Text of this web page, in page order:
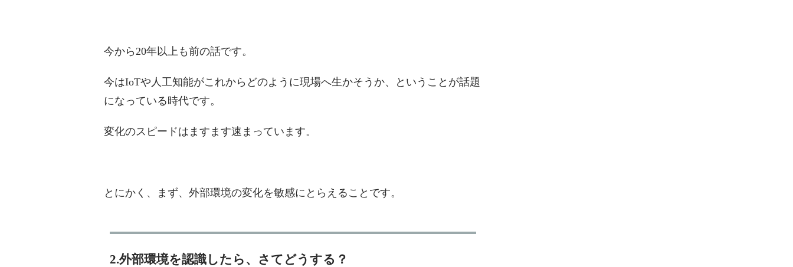
今から20年以上も前の話です。
今はIoTや人工知能がこれからどのように現場へ生かそうか、ということが話題
になっている時代です。
変化のスピードはますます速まっています。
とにかく、まず、外部環境の変化を敏感にとらえることです。
2.外部環境を認識したら、さてどうする？